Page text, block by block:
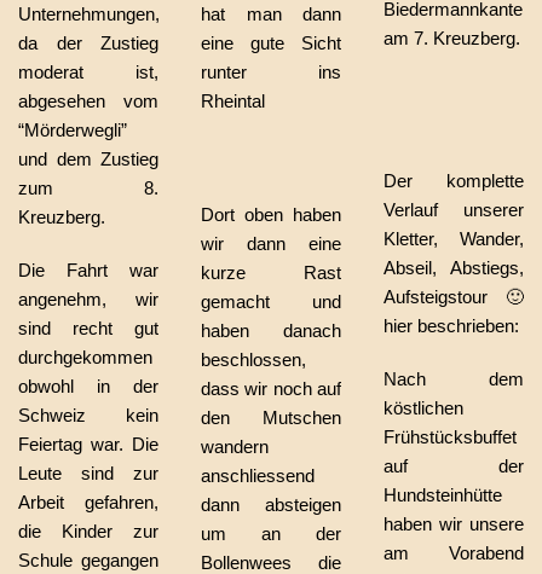
Unternehmungen,
da der Zustieg
moderat ist,
abgesehen vom
“Mörderwegli”
und dem Zustieg
zum 8.
Kreuzberg.
Die Fahrt war
angenehm, wir
sind recht gut
durchgekommen
obwohl in der
Schweiz kein
Feiertag war. Die
Leute sind zur
Arbeit gefahren,
die Kinder zur
Schule gegangen
hat man dann
eine gute Sicht
runter ins
Rheintal
Dort oben haben
wir dann eine
kurze Rast
gemacht und
haben danach
beschlossen,
dass wir noch auf
den Mutschen
wandern
anschliessend
dann absteigen
um an der
Bollenwees die
Biedermannkante
am 7. Kreuzberg.
Der komplette
Verlauf unserer
Kletter, Wander,
Abseil, Abstiegs,
Aufsteigstour 🙂
hier beschrieben:
Nach dem
köstlichen
Frühstücksbuffet
auf der
Hundsteinhütte
haben wir unsere
am Vorabend